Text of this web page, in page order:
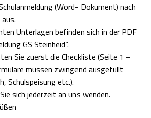
(Word- Dokument) nach
Unterlagen befinden sich in der PDF
GS Steinheid“.
Sie zuerst die Checkliste (Seite 1 –
müssen zwingend ausgefüllt
Schulspeisung etc.).
sich jederzeit an uns wenden.